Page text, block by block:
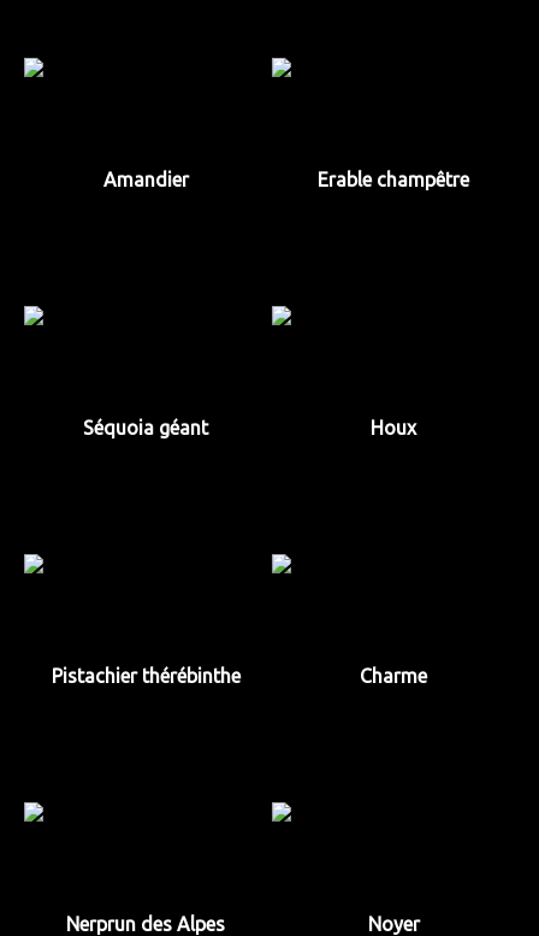
Amandier Erable champêtre
Séquoia géant Houx
Pistachier thérébinthe Charme
Nerprun des Alpes Noyer